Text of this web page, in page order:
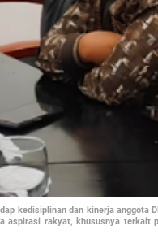
kedisiplinan dan kinerja anggota
aspirasi rakyat, khususnya terkait